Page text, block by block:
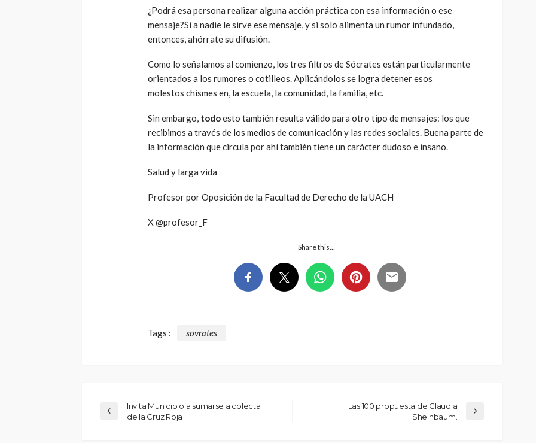
¿Podrá esa persona realizar alguna acción práctica con esa información o ese
mensaje?Si a nadie le sirve ese mensaje, y si solo alimenta un rumor infundado,
entonces, ahórrate su difusión.
Como lo señalamos al comienzo, los tres filtros de Sócrates están particularmente
orientados a los rumores o cotilleos. Aplicándolos se logra detener esos
molestos chismes en, la escuela, la comunidad, la familia, etc.
Sin embargo, todoesto también resulta válido para otro tipo de mensajes: los que
recibimos a través de los medios de comunicación y las redes sociales. Buena parte de
la información que circula por ahí también tiene un carácter dudoso e insano.
Salud y larga vida
Profesor por Oposición de la Facultad de Derecho de la UACH
X @profesor_F
Share this…
Tags : sovrates
Invita Municipio a sumarse a colecta
de la Cruz Roja
Las 100 propuesta de Claudia
Sheinbaum.